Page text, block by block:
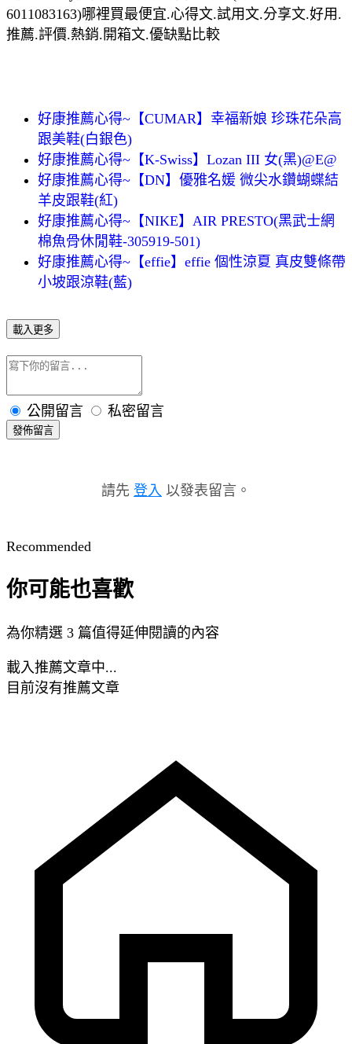
6011083163)哪裡買最便宜.心得文.試用文.分享文.好用.
推薦.評價.熱銷.開箱文.優缺點比較
好康推薦心得~【CUMAR】幸福新娘 珍珠花朵高
跟美鞋(白銀色)
好康推薦心得~【K-Swiss】Lozan III 女(黑)@E@
好康推薦心得~【DN】優雅名媛 微尖水鑽蝴蝶結
羊皮跟鞋(紅)
好康推薦心得~【NIKE】AIR PRESTO(黑武士網
棉魚骨休閒鞋-305919-501)
好康推薦心得~【effie】effie 個性涼夏 真皮雙條帶
小坡跟涼鞋(藍)
載入更多
公開留言 私密留言
發佈留言
請先 登入 以發表留言。
Recommended
你可能也喜歡
為你精選 3 篇值得延伸閱讀的內容
載入推薦文章中...
目前沒有推薦文章